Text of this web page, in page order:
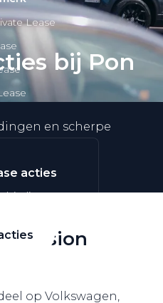
Lease
acties
bij Pon
en scherpe
op Volkswagen,